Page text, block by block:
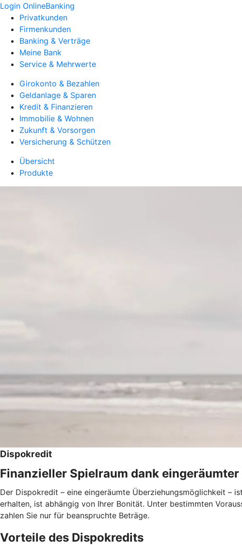
Login OnlineBanking
Privatkunden
Firmenkunden
Banking & Verträge
Meine Bank
Service & Mehrwerte
Girokonto & Bezahlen
Geldanlage & Sparen
Kredit & Finanzieren
Immobilie & Wohnen
Zukunft & Vorsorgen
Versicherung & Schützen
Übersicht
Produkte
Dispokredit
Finanzieller Spielraum dank
Der Dispokredit – eine eingeräumte Überziehungsmöglichkeit –
erhalten, ist abhängig von Ihrer Bonität. Unter bestimmten
zahlen Sie nur für beanspruchte Beträge.
Vorteile des Dispokredits